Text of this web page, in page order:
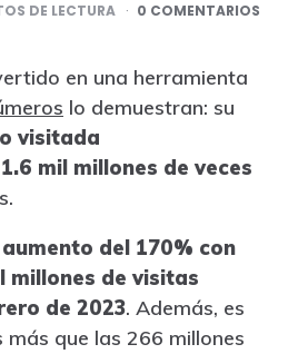
DE LECTURA 0 COMENTARIOS
en una herramienta
lo demuestran: su
visitada
mil millones de veces
del 170% con
millones de visitas
de 2023. Además, es
que las 266 millones